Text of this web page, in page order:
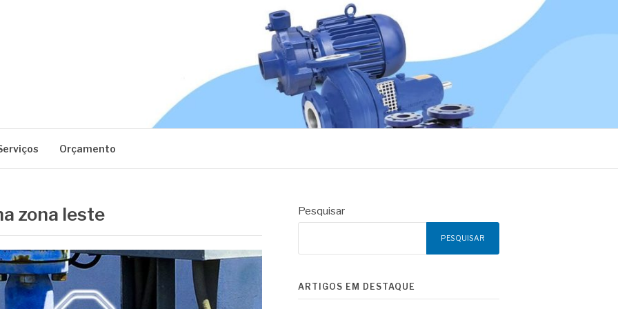
Orçamento
zona leste Pesquisar
PESQUISAR
ARTIGOS EM DESTAQUE